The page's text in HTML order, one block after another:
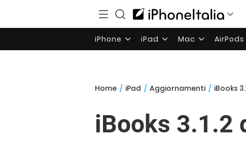
iPhone iPad Mac AirPods
Home / iPad / Aggiornamenti / iBooks
iBooks 3.1.2